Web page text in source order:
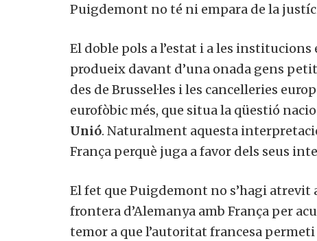
Puigdemont no té ni empara de la
El doble pols a l’estat i a les
produeix davant d’una onada gens
des de Brussel·les i les cancelleries
eurofòbic més, que situa la qüestió
Unió. Naturalment aquesta
França perquè juga a favor dels seus
El fet que Puigdemont no s’hagi atrevit
frontera d’Alemanya amb França per
temor a que l’autoritat francesa permeti